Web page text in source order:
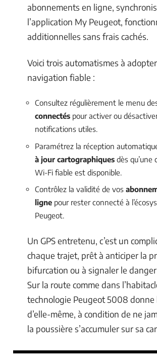
abonnements en ligne,
l’application My Peugeot,
additionnelles sans frais cachés.
Voici trois automatismes à
navigation fiable :
Consultez régulièrement le menu
connectés pour activer ou
notifications utiles.
Paramétrez la réception
à jour cartographiques dès qu’une
Wi-Fi fiable est disponible.
Contrôlez la validité de vos
ligne pour rester connecté à
Peugeot.
Un GPS entretenu, c’est un
chaque trajet, prêt à anticiper la
bifurcation ou à signaler le
Sur la route comme dans
technologie Peugeot 5008 donne
d’elle-même, à condition de ne
la poussière s’accumuler sur sa